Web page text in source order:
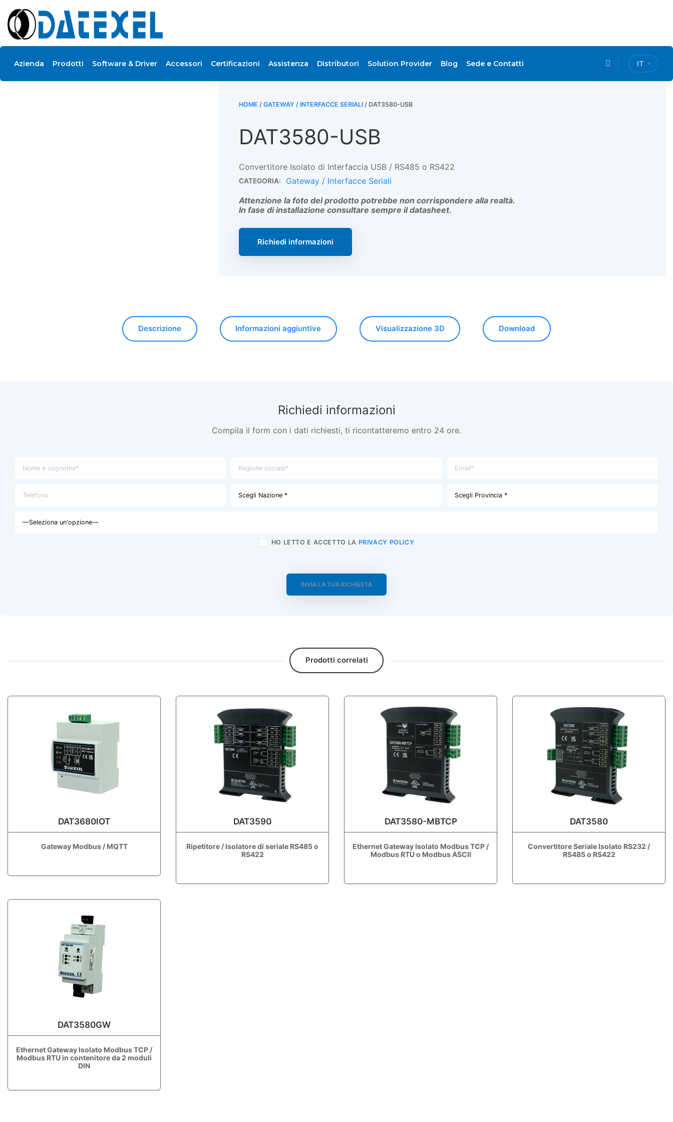
Azienda Prodotti Software & Driver Accessori Certificazioni Assistenza Distributori Solution Provider Blog Sede e Contatti IT
DAT3580-USB
HOME / GATEWAY / INTERFACCE SERIALI/ DAT3580-USB
DAT3580-USB
Convertitore Isolato di Interfaccia USB / RS485 o RS422
CATEGORIA:
Gateway / Interfacce Seriali
Attenzione la foto del prodotto potrebbe non corrispondere alla realtà.
In fase di installazione consultare sempre il datasheet.
Richiedi informazioni
Descrizione Informazioni aggiuntive Visualizzazione 3D Download
Richiedi informazioni
Compila il form con i dati richiesti, ti ricontatteremo entro 24 ore.
HO LETTO E ACCETTO LA PRIVACY POLICY
Prodotti correlati
DAT3680IOT
Gateway Modbus / MQTT
DAT3590
Ripetitore / Isolatore di seriale RS485 o
RS422
DAT3580-MBTCP
Ethernet Gateway Isolato Modbus TCP /
Modbus RTU o Modbus ASCII
DAT3580
Convertitore Seriale Isolato RS232 /
RS485 o RS422
DAT3580GW
Ethernet Gateway Isolato Modbus TCP /
Modbus RTU in contenitore da 2 moduli
DIN